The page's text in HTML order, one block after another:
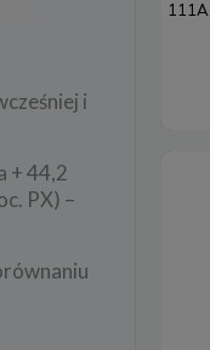
i
+ 44,2
PX) –